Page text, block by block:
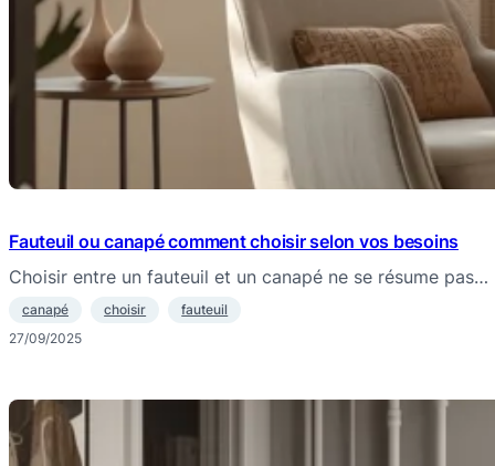
Fauteuil ou canapé comment choisir selon vos besoins
Choisir entre un fauteuil et un canapé ne se résume pas…
canapé choisir
fauteuil
27/09/2025